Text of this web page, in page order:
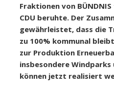
Fraktionen von BÜNDNIS
CDU beruhte. Der
gewährleistet, dass die
zu 100% kommunal
zur Produktion
insbesondere Windparks
können jetzt realisiert